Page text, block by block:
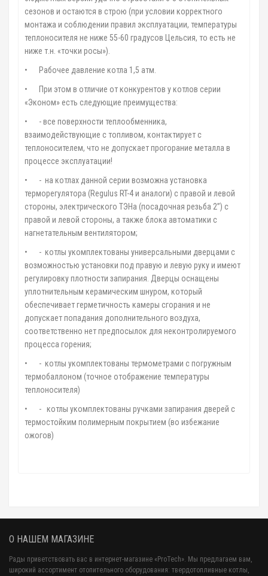
сезонов и остаются в строю (при условии корректного
монтажа и соблюдении правил эксплуатации, температуры
теплоносителя не ниже 55-60 градусов Цельсия, то есть не
ниже т.н. «точки росы»).
•
Рабочее давление котла 1,5 атм.
•
При этом в отличие от конкурентов у котлов серии
«Эконом» есть следующие преимущества:
•
- все поверхности теплообменника,
взаимодействующие с топливом, контактирует с
теплоносителем, что не допускает прогорание металла в
процессе эксплуатации!
•
- на котлах данной серии возможна установка
терморегулятора (Regulus RT-4 и аналоги) с правой и левой
стороны, электрического ТЭНа (посадочная резьба 2”) с
правой и левой стороны, а также блока автоматики с
нагнетательным вентилятором;
•
- котлы укомплектованы универсальными дверцами с
возможностью установки под правую и левую руку и имеют
регулировку плотности запирания. Дверцы оснащены
уплотнительным керамическим шнуром, который
обеспечивает герметичность камеры сгорания и не
допускает попадания дополнительного воздуха,
соответственно нет предпосылок для неконтролируемого
процесса горения;
•
- котлы укомплектованы термометрами с погружным
термобаллоном (точное отображение температуры
теплоносителя)
•
- котлы укомплектованы ручками запирания дверей с
термостойким полимерным покрытием (во избежание
ожогов)
О НАШЕМ МАГАЗИНЕ
Рады приветствовать вас в интернет-магазине «ProTech». Мы предлагаем вам,
широкий ассортимент отопительного оборудования: твердотопливные котлы,